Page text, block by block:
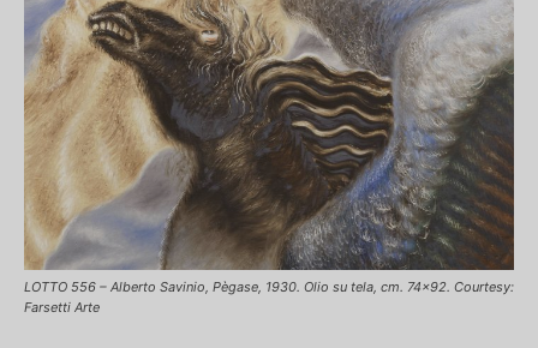
LOTTO 556 – Alberto Savinio, Pègase, 1930. Olio su tela, cm. 74×92. Courtesy:
Farsetti Arte